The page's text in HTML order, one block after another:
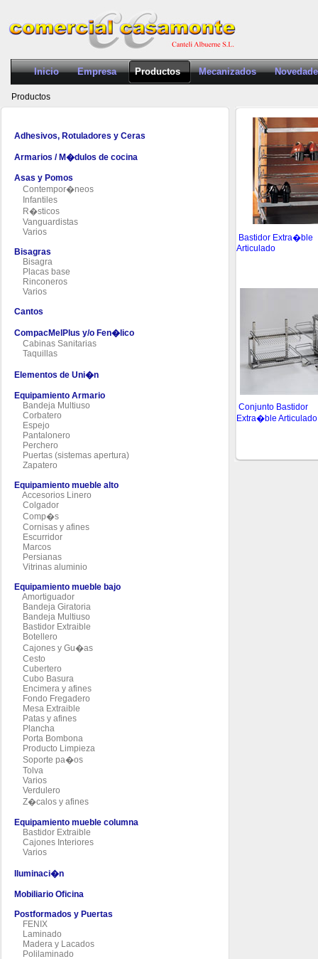
Inicio Empresa Productos Mecanizados
Productos
Adhesivos, Rotuladores y Ceras
Armarios / M�dulos de cocina
Asas y Pomos
Contempor�neos
Infantiles
R�sticos
Vanguardistas
Varios
Bisagras
Bisagra
Placas base
Rinconeros
Varios
Cantos
CompacMelPlus y/o Fen�lico
Cabinas Sanitarias
Taquillas
Elementos de Uni�n
Equipamiento Armario
Bandeja Multiuso
Corbatero
Espejo
Pantalonero
Perchero
Puertas (sistemas apertura)
Zapatero
Equipamiento mueble alto
Accesorios Linero
Colgador
Comp�s
Cornisas y afines
Escurridor
Marcos
Persianas
Vitrinas aluminio
Equipamiento mueble bajo
Amortiguador
Bandeja Giratoria
Bandeja Multiuso
Bastidor Extraible
Botellero
Cajones y Gu�as
Cesto
Cubertero
Cubo Basura
Encimera y afines
Fondo Fregadero
Mesa Extraible
Patas y afines
Plancha
Porta Bombona
Producto Limpieza
Soporte pa�os
Tolva
Varios
Verdulero
Z�calos y afines
Equipamiento mueble columna
Bastidor Extraible
Cajones Interiores
Varios
Iluminaci�n
Mobiliario Oficina
Postformados y Puertas
FENIX
Laminado
Madera y Lacados
Polilaminado
Bastidor Extra�ble
Articulado
Conjunto Bastidor
Extra�ble